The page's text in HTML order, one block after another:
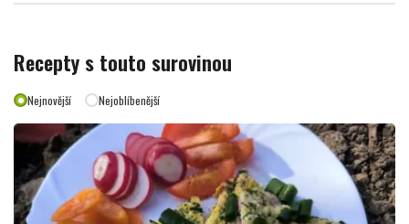
Recepty s touto surovinou
Nejnovější Nejoblíbenější